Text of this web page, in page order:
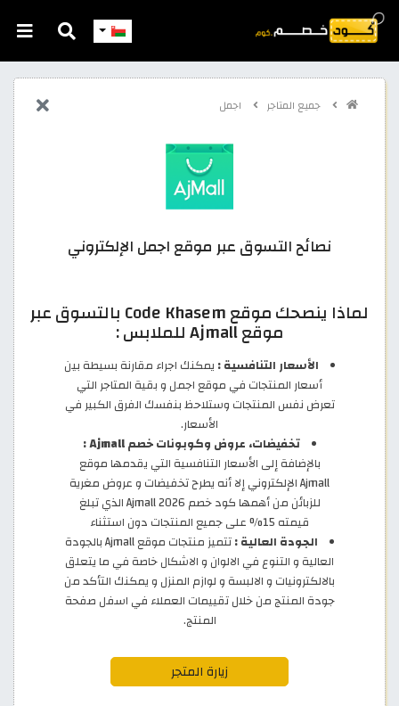
جميع المتاجر اجمل
نصائح التسوق عبر موقع اجمل الإلكتروني
لماذا ينصحك موقع Code Khasem بالتسوق عبر
موقع Ajmall للملابس :
الأسعار التنافسية : يمكنك اجراء مقارنة بسيطة بين
أسعار المنتجات في موقع اجمل و بقية المتاجر التي
تعرض نفس المنتجات وستلاحظ بنفسك الفرق الكبير في
الأسعار.
تخفيضات، عروض وكوبونات خصم Ajmall :
بالإضافة إلى الأسعار التنافسية التي يقدمها موقع
Ajmall الإلكتروني إلا أنه يطرح تخفيضات و عروض مغرية
للزبائن من أهمها كود خصم Ajmall 2026 الذي تبلغ
قيمته 15% على جميع المنتجات دون استثناء
الجودة العالية :
تتميز منتجات موقع Ajmall بالجودة
العالية و التنوع في الالوان و الاشكال خاصة في ما يتعلق
بالالكترونيات و الالبسة و لوازم المنزل و يمكنك التأكد من
جودة المنتج من خلال تقييمات العملاء في اسفل صفحة
المنتج.
زيارة المتجر